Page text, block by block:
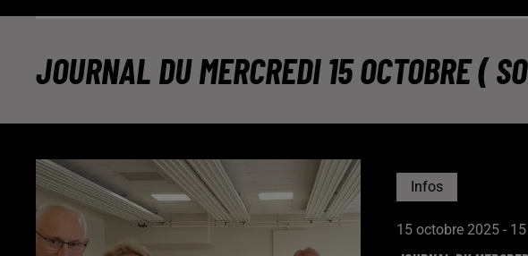
JOURNAL DU MERCREDI 15 OCTOBRE (
Infos
15 octobre 2025 -